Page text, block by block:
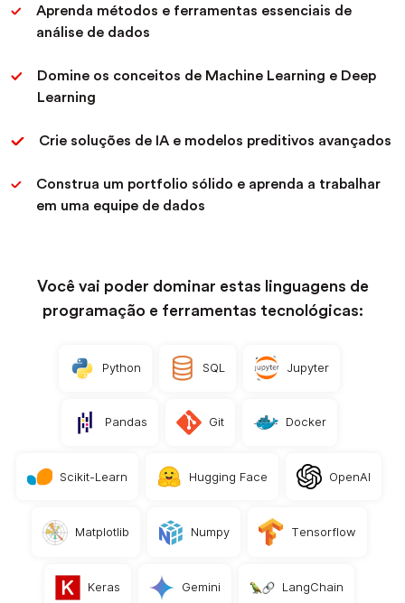
Aprenda métodos e ferramentas essenciais de
análise de dados
Domine os conceitos de Machine Learning e Deep
Learning
Crie soluções de IA e modelos preditivos avançados
Construa um portfolio sólido e aprenda a trabalhar
em uma equipe de dados
Você vai poder dominar estas linguagens de
programação e ferramentas tecnológicas:
Python SQL Jupyter
Pandas Git Docker
Scikit-Learn Hugging Face OpenAI
Matplotlib Numpy Tensorflow
Keras Gemini LangChain